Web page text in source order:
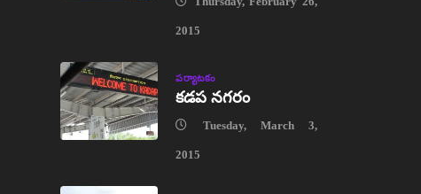
2015
పర్యాటకం
కడప నగరం
Tuesday, March 3,
2015